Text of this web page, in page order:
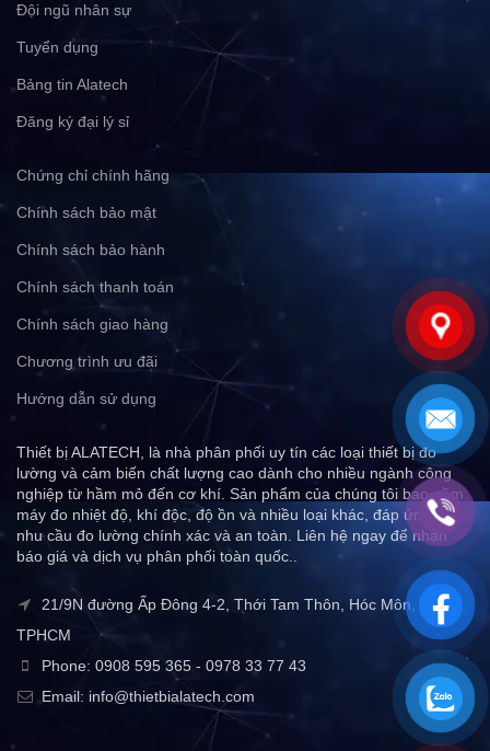
Đội ngũ nhân sự
Tuyển dụng
Bảng tin Alatech
Đăng ký đại lý sỉ
Chứng chỉ chính hãng
Chính sách bảo mật
Chính sách bảo hành
Chính sách thanh toán
Chính sách giao hàng
Chương trình ưu đãi
Hướng dẫn sử dụng
Thiết bị ALATECH, là nhà phân phối uy tín các loại thiết bị đo
lường và cảm biến chất lượng cao dành cho nhiều ngành công
nghiệp từ hầm mỏ đến cơ khí. Sản phẩm của chúng tôi bao gồm
máy đo nhiệt độ, khí độc, độ ồn và nhiều loại khác, đáp ứng mọi
nhu cầu đo lường chính xác và an toàn. Liên hệ ngay để nhận
báo giá và dịch vụ phân phối toàn quốc..
21/9N đường Ấp Đông 4-2, Thới Tam Thôn, Hóc Môn,
TPHCM
Phone: 0908 595 365 - 0978 33 77 43
Email: info@thietbialatech.com